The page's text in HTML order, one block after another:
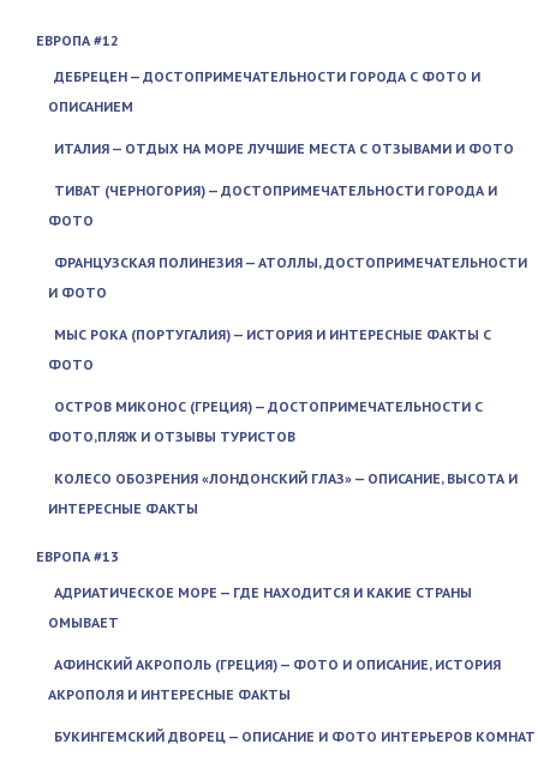
ЕВРОПА #12
ДЕБРЕЦЕН — ДОСТОПРИМЕЧАТЕЛЬНОСТИ ГОРОДА С ФОТО И
ОПИСАНИЕМ
ИТАЛИЯ — ОТДЫХ НА МОРЕ ЛУЧШИЕ МЕСТА С ОТЗЫВАМИ И ФОТО
ТИВАТ (ЧЕРНОГОРИЯ) — ДОСТОПРИМЕЧАТЕЛЬНОСТИ ГОРОДА И
ФОТО
ФРАНЦУЗСКАЯ ПОЛИНЕЗИЯ — АТОЛЛЫ, ДОСТОПРИМЕЧАТЕЛЬНОСТИ
И ФОТО
МЫС РОКА (ПОРТУГАЛИЯ) — ИСТОРИЯ И ИНТЕРЕСНЫЕ ФАКТЫ С
ФОТО
ОСТРОВ МИКОНОС (ГРЕЦИЯ) — ДОСТОПРИМЕЧАТЕЛЬНОСТИ С
ФОТО,ПЛЯЖ И ОТЗЫВЫ ТУРИСТОВ
КОЛЕСО ОБОЗРЕНИЯ «ЛОНДОНСКИЙ ГЛАЗ» — ОПИСАНИЕ, ВЫСОТА И
ИНТЕРЕСНЫЕ ФАКТЫ
ЕВРОПА #13
АДРИАТИЧЕСКОЕ МОРЕ — ГДЕ НАХОДИТСЯ И КАКИЕ СТРАНЫ
ОМЫВАЕТ
АФИНСКИЙ АКРОПОЛЬ (ГРЕЦИЯ) — ФОТО И ОПИСАНИЕ, ИСТОРИЯ
АКРОПОЛЯ И ИНТЕРЕСНЫЕ ФАКТЫ
БУКИНГЕМСКИЙ ДВОРЕЦ — ОПИСАНИЕ И ФОТО ИНТЕРЬЕРОВ КОМНАТ